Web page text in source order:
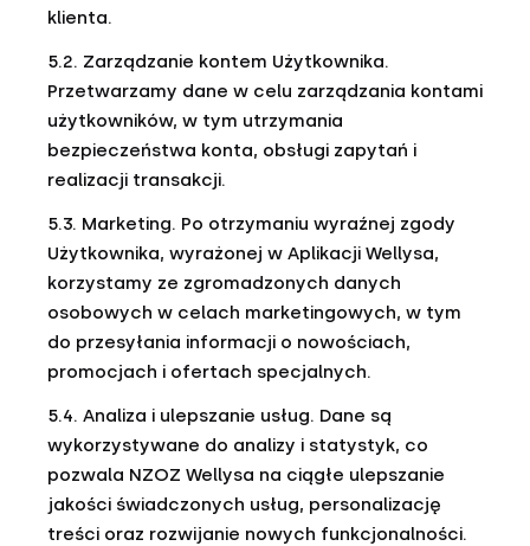
klienta.
5.2. Zarządzanie kontem Użytkownika.
Przetwarzamy dane w celu zarządzania kontami
użytkowników, w tym utrzymania
bezpieczeństwa konta, obsługi zapytań i
realizacji transakcji.
5.3. Marketing. Po otrzymaniu wyraźnej zgody
Użytkownika, wyrażonej w Aplikacji Wellysa,
korzystamy ze zgromadzonych danych
osobowych w celach marketingowych, w tym
do przesyłania informacji o nowościach,
promocjach i ofertach specjalnych.
5.4. Analiza i ulepszanie usług. Dane są
wykorzystywane do analizy i statystyk, co
pozwala NZOZ Wellysa na ciągłe ulepszanie
jakości świadczonych usług, personalizację
treści oraz rozwijanie nowych funkcjonalności.